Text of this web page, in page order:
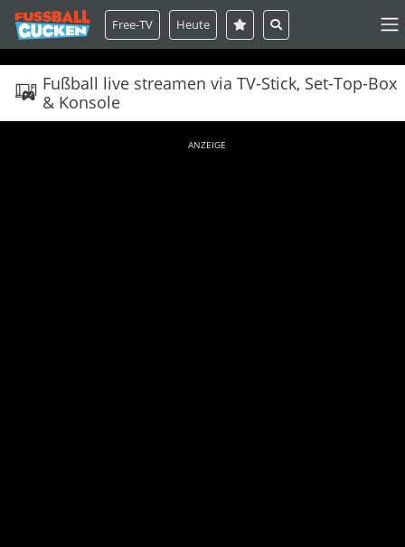
Free-TV Heute
Fußball live streamen via TV-Stick, Set-Top-Box
& Konsole
ANZEIGE